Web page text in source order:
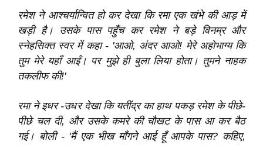
रमेश ने आश्‍चर्यान्वित हो कर देखा कि रमा एक खंभे की आड़ में
खड़ी है। उसके पास पहुँच कर रमेश ने बड़े विनम्र और
स्नेहसिक्त स्वर में कहा - 'आओ, अंदर आओ! मेरे अहोभाग्य कि
तुम मेरे यहाँ आईं। पर मुझे ही बुला लिया होता। तुमने नाहक
तकलीफ की!'
रमा ने इधर -उधर देखा कि यतींद्र का हाथ पकड़ रमेश के पीछे-
पीछे चल दी, और उसके कमरे की चौखट के पास आ कर बैठ
गई। बोली - 'मैं एक भीख माँगने आई हूँ आपके पास? कहिए,